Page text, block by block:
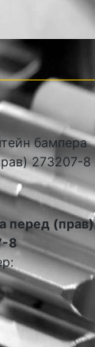
перед (прав)
8